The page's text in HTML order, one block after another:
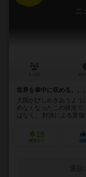
ニ
世界を掌中に収める。。
大国がひしめきあうよ
めなくなったこの状況で
はなく、 対決による富
18
興味あり 経